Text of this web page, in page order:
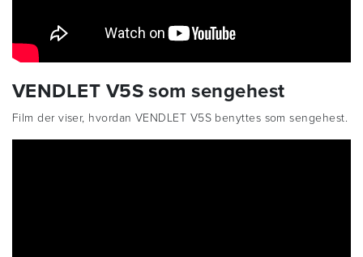
VENDLET V5S som sengehest
Film der viser, hvordan VENDLET V5S benyttes som sengehest.